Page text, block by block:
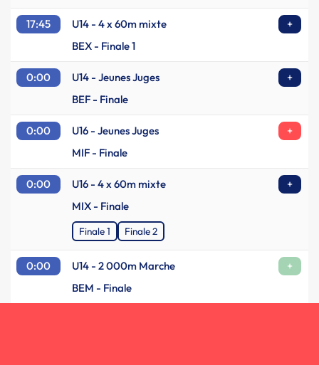
17:45 U14 - 4 x 60m mixte
+
BEX - Finale 1
0:00 U14 - Jeunes Juges
+
BEF - Finale
0:00 U16 - Jeunes Juges
+
MIF - Finale
0:00 U16 - 4 x 60m mixte
+
MIX - Finale
Finale 1 Finale 2
0:00 U14 - 2 000m Marche
+
BEM - Finale